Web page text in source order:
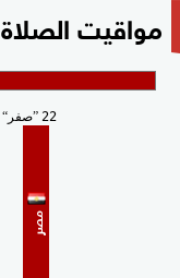
مواقيت الصلاة
22 صفر
مصر